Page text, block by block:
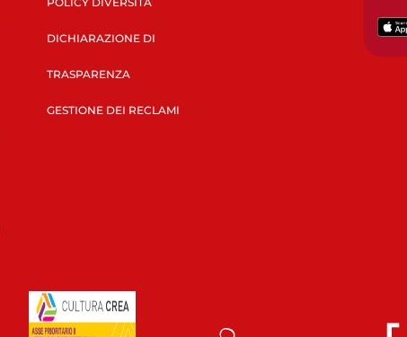
DICHIARAZIONE DI
TRASPARENZA
GESTIONE DEI RECLAMI